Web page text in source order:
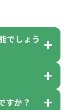
でしたら
クを100
ーを110
容が異な
いただき
入れ費用
代
入れ費用
もりさせ
別でお問い
でしょう
種帳票の
。
すか？